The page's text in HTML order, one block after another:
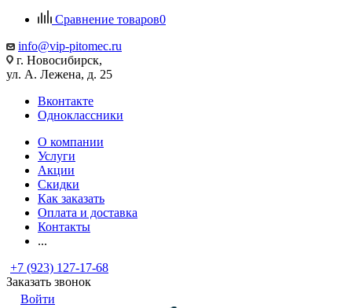
Сравнение товаров0
info@vip-pitomec.ru
г. Новосибирск,
ул. А. Лежена, д. 25
Вконтакте
Одноклассники
О компании
Услуги
Акции
Скидки
Как заказать
Оплата и доставка
Контакты
...
+7 (923) 127-17-68
Заказать звонок
Войти